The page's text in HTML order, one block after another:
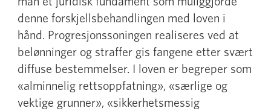
denne forskjellsbehandlingen med loven i
hånd. Progresjonssoningen realiseres ved at
belønninger og straffer gis fangene etter svært
diffuse bestemmelser. I loven er begreper som
«alminnelig rettsoppfatning», «særlige og
vektige grunner», «sikkerhetsmessig